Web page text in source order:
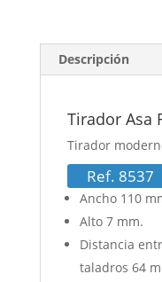
Descripción
Tirador Asa
Tirador
Ref. 8537
Ancho 110
Alto 7 mm.
Distancia
taladros 64